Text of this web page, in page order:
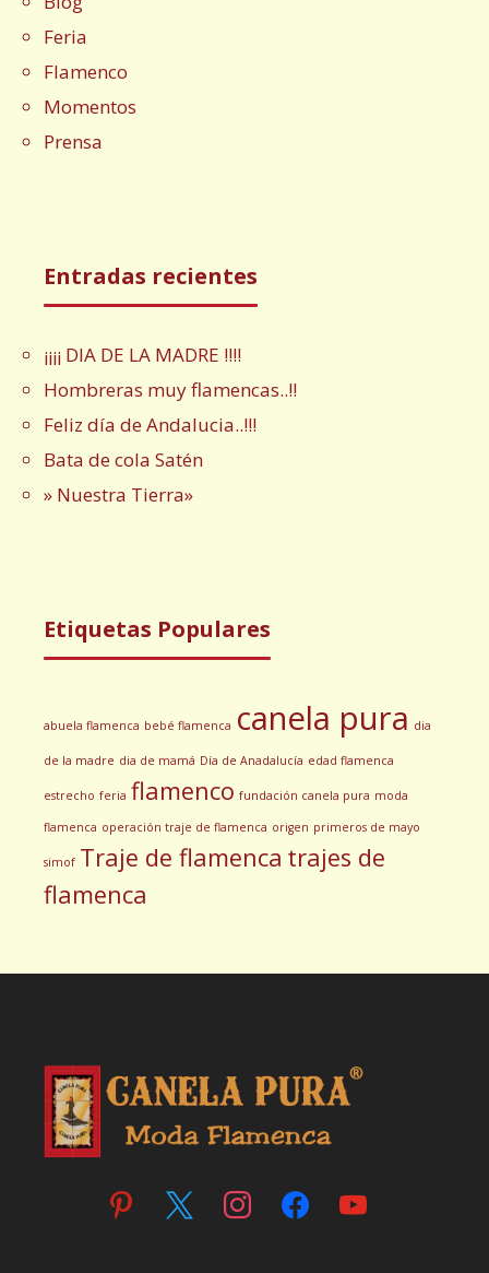
Feria
Flamenco
Momentos
Prensa
Entradas recientes
¡¡¡¡ DIA DE LA MADRE !!!!
Hombreras muy flamencas..!!
Feliz día de Andalucia..!!!
Bata de cola Satén
» Nuestra Tierra»
Etiquetas Populares
abuela flamenca bebé flamenca canela pura dia
de la madre dia de mamá Día de Anadalucía edad flamenca
estrecho feria flamenco fundación canela pura moda
flamenca operación traje de flamenca origen primeros de mayo
simof Traje de flamenca trajes de
flamenca
pinterest instagramfacebookyoutube